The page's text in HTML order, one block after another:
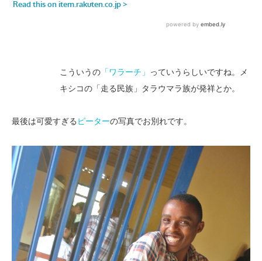
こういうの「ワラーチ」
っていうらしいですね。メ
キシコの「走る民族」タラウマラ族が発祥とか。
最後は可愛すぎる ピーターの写真でお別れです。